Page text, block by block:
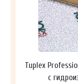
Tuplex
с